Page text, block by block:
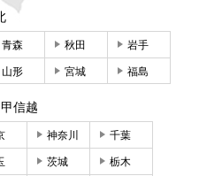
青森 秋田 岩手
山形 宮城 福島
信越
神奈川 千葉
茨城 栃木